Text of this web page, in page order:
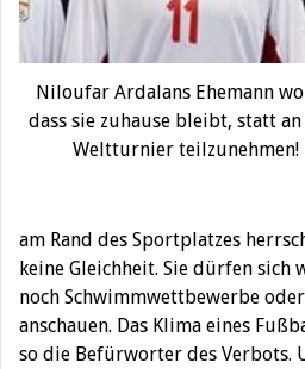
Niloufar Ardalans Ehemann
dass sie zuhause bleibt, statt
Weltturnier teilzunehmen!
am Rand des Sportplatzes
keine Gleichheit. Sie dürfen sich
noch Schwimmwettbewerbe
anschauen. Das Klima eines
so die Befürworter des Verbots.